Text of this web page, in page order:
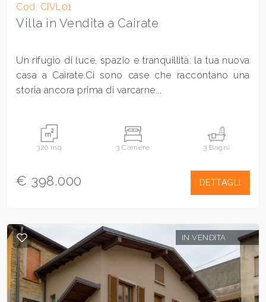
Cod. CIVL01
Villa in Vendita a Cairate
Un rifugio di luce, spazio e tranquillità: la tua nuova
casa a Cairate.Ci sono case che raccontano una
storia ancora prima di varcarne...
320 mq 3 Camere 3 Bagni
€ 398.000 DETTAGLI
IN VENDITA